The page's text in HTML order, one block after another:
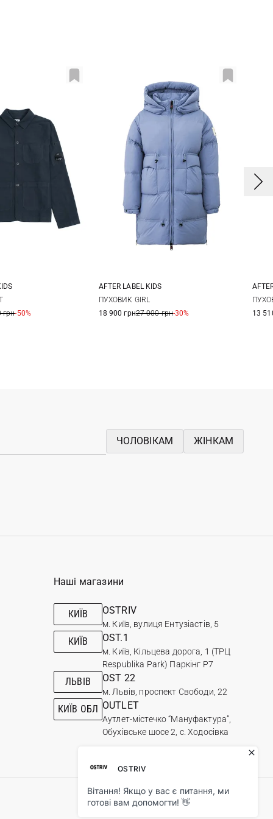
грн-50%
10
AFTER LABEL KIDS
ПУХОВИК GIRL
18 900 грн27 000 грн-30%
6
13
ЧОЛОВІКАМ ЖІНКАМ
Наші магазини
КИЇВ OSTRIV
м. Київ, вулиця Ентузіастів, 5
КИЇВ OST.1
м. Київ, Кільцева дорога, 1 (ТРЦ
Respublika Park) Паркінг Р7
ЛЬВІВ OST 22
м. Львів, проспект Свободи, 22
КИЇВ ОБЛ OUTLET
Аутлет-містечко “Мануфактура”,
Обухівське шосе 2, с. Ходосівка